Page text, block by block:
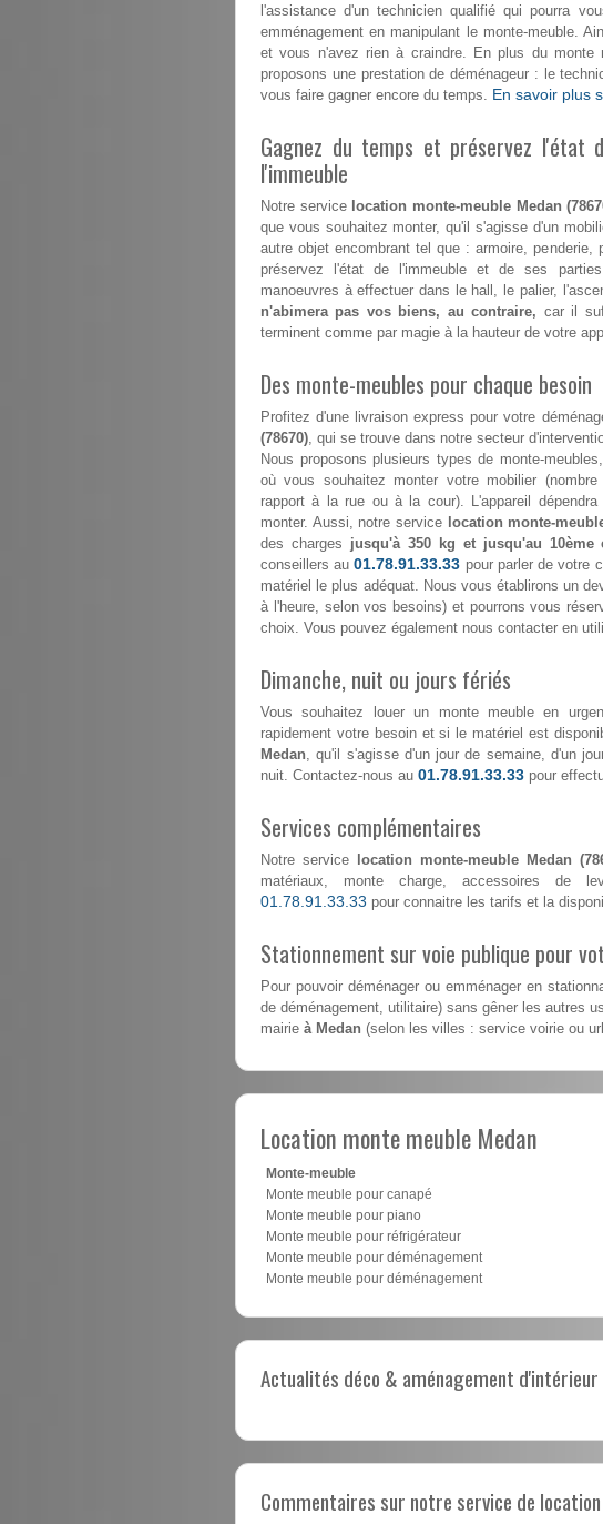
l'assistance d'un technicien qualifié qui pourra
emménagement en manipulant le monte-meuble.
et vous n'avez rien à craindre. En plus du monte
proposons une prestation de déménageur : le
vous faire gagner encore du temps. En savoir plus
Gagnez du temps et préservez l'état
l'immeuble
Notre service location monte-meuble Medan
que vous souhaitez monter, qu'il s'agisse d'un
autre objet encombrant tel que : armoire,
préservez l'état de l'immeuble et de ses
manoeuvres à effectuer dans le hall, le palier,
n'abimera pas vos biens, au contraire, car il
terminent comme par magie à la hauteur de votre
Des monte-meubles pour chaque besoin
Profitez d'une livraison express pour votre
(78670), qui se trouve dans notre secteur
Nous proposons plusieurs types de monte-
où vous souhaitez monter votre mobilier
rapport à la rue ou à la cour). L'appareil
monter. Aussi, notre service location monte-
des charges jusqu'à 350 kg et jusqu'au 10ème
conseillers au01.78.91.33.33 pour parler de votre
matériel le plus adéquat. Nous vous établirons un
à l'heure, selon vos besoins) et pourrons vous
choix. Vous pouvez également nous contacter en
Dimanche, nuit ou jours fériés
Vous souhaitez louer un monte meuble en
rapidement votre besoin et si le matériel est
Medan, qu'il s'agisse d'un jour de semaine, d'un
nuit. Contactez-nous au 01.78.91.33.33 pour
Services complémentaires
Notre service location monte-meuble Medan
matériaux, monte charge, accessoires de
01.78.91.33.33 pour connaitre les tarifs et la
Stationnement sur voie publique pour
Pour pouvoir déménager ou emménager en
de déménagement, utilitaire) sans gêner les autres
mairie à Medan (selon les villes : service voirie ou
Location monte meuble Medan
Monte-meuble
Monte meuble pour canapé
Monte meuble pour piano
Monte meuble pour réfrigérateur
Monte meuble pour déménagement
Monte meuble pour déménagement
Actualités déco & aménagement d'intérieur
Commentaires sur notre service de